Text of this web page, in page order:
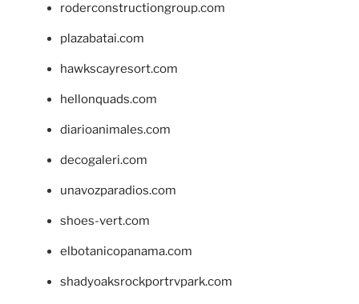
roderconstructiongroup.com
plazabatai.com
hawkscayresort.com
hellonquads.com
diarioanimales.com
decogaleri.com
unavozparadios.com
shoes-vert.com
elbotanicopanama.com
shadyoaksrockportrvpark.com